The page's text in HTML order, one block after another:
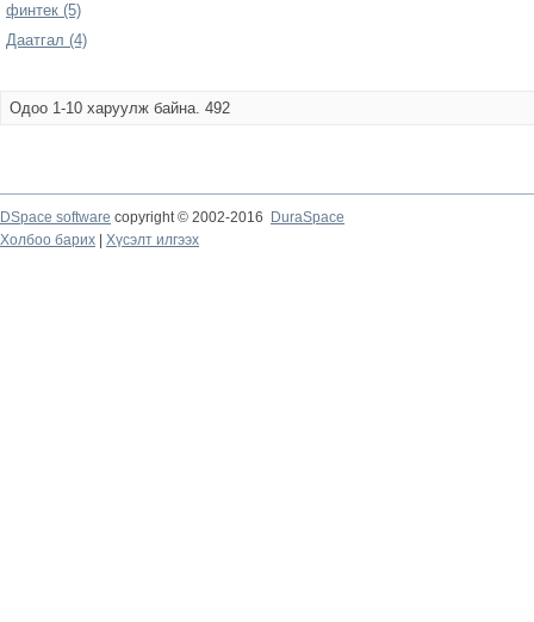
финтек (5)
Даатгал (4)
Одоо 1-10 харуулж байна. 492
DSpace software copyright © 2002-2016
DuraSpace
Холбоо барих
Хүсэлт илгээх